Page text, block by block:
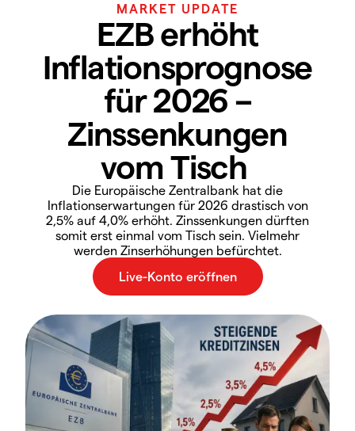
MARKET UPDATE
EZB erhöht
Inflationsprognose
für 2026 –
Zinssenkungen
vom Tisch
Die Europäische Zentralbank hat die
Inflationserwartungen für 2026 drastisch von
2,5% auf 4,0% erhöht. Zinssenkungen dürften
somit erst einmal vom Tisch sein. Vielmehr
werden Zinserhöhungen befürchtet.